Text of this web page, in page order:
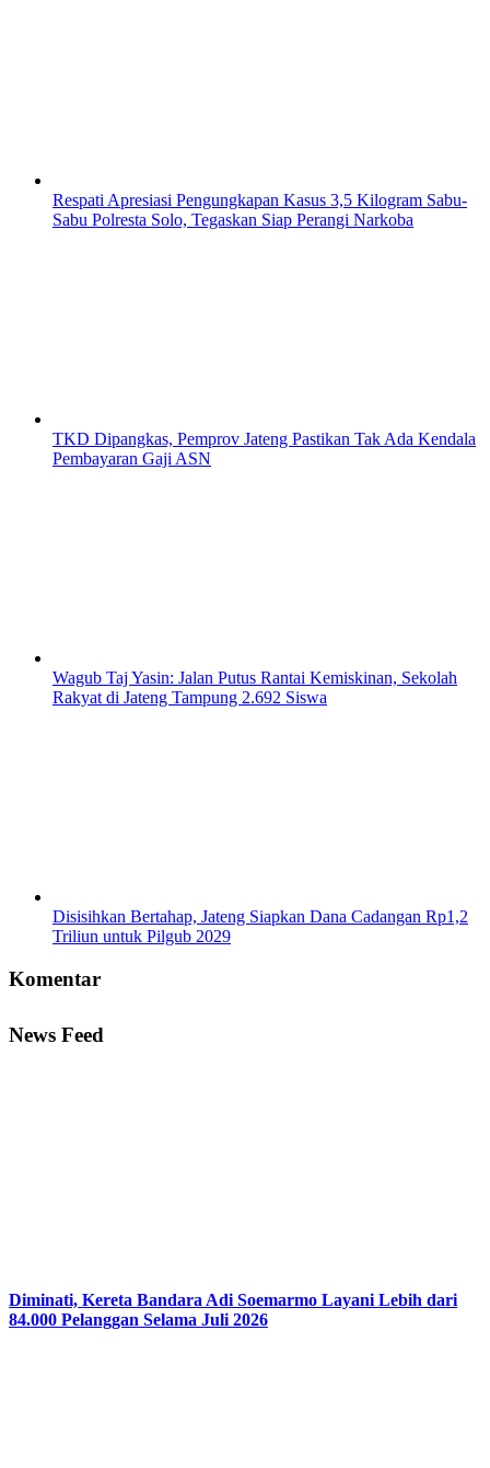
Respati Apresiasi Pengungkapan Kasus 3,5 Kilogram Sabu-
Sabu Polresta Solo, Tegaskan Siap Perangi Narkoba
TKD Dipangkas, Pemprov Jateng Pastikan Tak Ada Kendala
Pembayaran Gaji ASN
Wagub Taj Yasin: Jalan Putus Rantai Kemiskinan, Sekolah
Rakyat di Jateng Tampung 2.692 Siswa
Disisihkan Bertahap, Jateng Siapkan Dana Cadangan Rp1,2
Triliun untuk Pilgub 2029
Komentar
News Feed
Diminati, Kereta Bandara Adi Soemarmo Layani Lebih dari
84.000 Pelanggan Selama Juli 2026